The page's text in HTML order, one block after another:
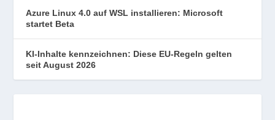
Azure Linux 4.0 auf WSL installieren: Microsoft
startet Beta
KI-Inhalte kennzeichnen: Diese EU-Regeln gelten
seit August 2026